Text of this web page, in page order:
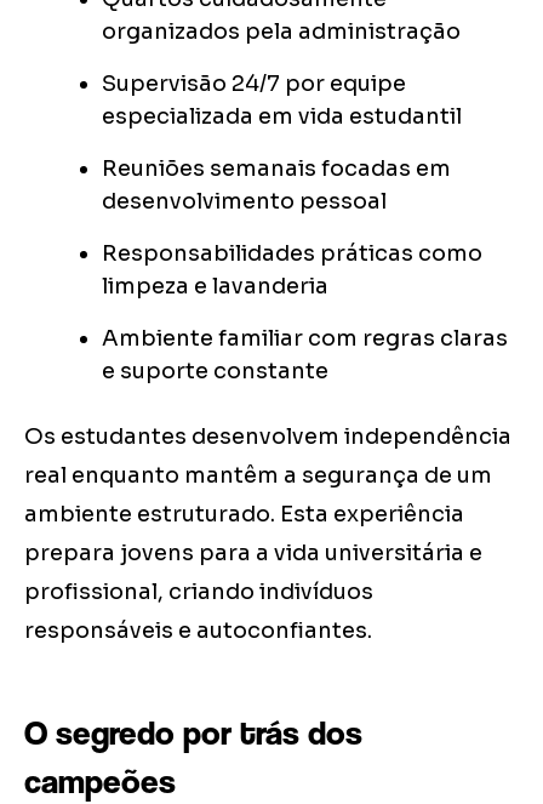
organizados pela administração
Supervisão 24/7 por equipe
especializada em vida estudantil
Reuniões semanais focadas em
desenvolvimento pessoal
Responsabilidades práticas como
limpeza e lavanderia
Ambiente familiar com regras claras
e suporte constante
Os estudantes desenvolvem independência
real enquanto mantêm a segurança de um
ambiente estruturado. Esta experiência
prepara jovens para a vida universitária e
profissional, criando indivíduos
responsáveis e autoconfiantes.
O segredo por trás dos
campeões